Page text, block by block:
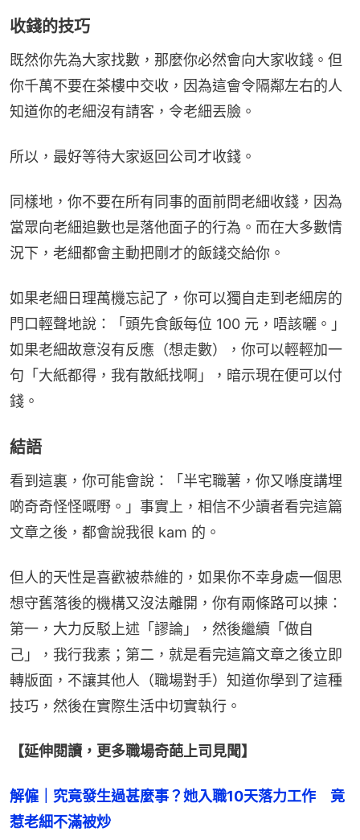
收錢的技巧
既然你先為大家找數，那麼你必然會向大家收錢。但
你千萬不要在茶樓中交收，因為這會令隔鄰左右的人
知道你的老細沒有請客，令老細丟臉。
所以，最好等待大家返回公司才收錢。
同樣地，你不要在所有同事的面前問老細收錢，因為
當眾向老細追數也是落他面子的行為。而在大多數情
況下，老細都會主動把剛才的飯錢交給你。
如果老細日理萬機忘記了，你可以獨自走到老細房的
門口輕聲地說：「頭先食飯每位 100 元，唔該曬。」
如果老細故意沒有反應（想走數），你可以輕輕加一
句「大紙都得，我有散紙找啊」，暗示現在便可以付
錢。
結語
看到這裏，你可能會說：「半宅職薯，你又喺度講埋
啲奇奇怪怪嘅嘢。」事實上，相信不少讀者看完這篇
文章之後，都會說我很 kam 的。
但人的天性是喜歡被恭維的，如果你不幸身處一個思
想守舊落後的機構又沒法離開，你有兩條路可以揀：
第一，大力反駁上述「謬論」，然後繼續「做自
己」，我行我素；第二，就是看完這篇文章之後立即
轉版面，不讓其他人（職場對手）知道你學到了這種
技巧，然後在實際生活中切實執行。
【延伸閱讀，更多職場奇葩上司見聞】
解僱｜究竟發生過甚麼事？她入職10天落力工作　竟
惹老細不滿被炒